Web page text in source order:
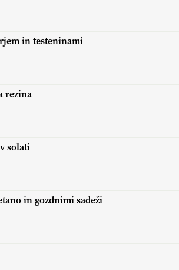
in testeninami
rezina
solati
in gozdnimi sadeži